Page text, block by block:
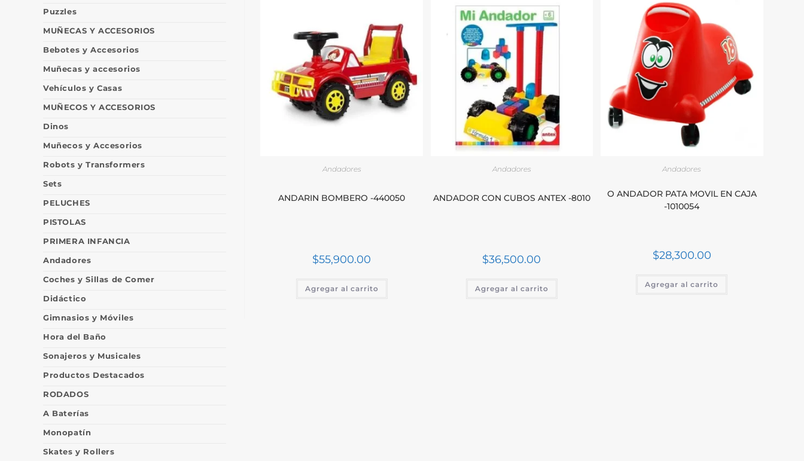
Andadores
ANDARIN BOMBERO -440050
$55,900.00
Agregar al carrito
Andadores
ANDADOR CON CUBOS ANTEX -8010
$36,500.00
Agregar al carrito
Andadores
O ANDADOR PATA MOVIL EN CAJA
-1010054
$28,300.00
Agregar al carrito
Puzzles
MUÑECAS Y ACCESORIOS
Bebotes y Accesorios
Muñecas y accesorios
Vehículos y Casas
MUÑECOS Y ACCESORIOS
Dinos
Muñecos y Accesorios
Robots y Transformers
Sets
PELUCHES
PISTOLAS
PRIMERA INFANCIA
Andadores
Coches y Sillas de Comer
Didáctico
Gimnasios y Móviles
Hora del Baño
Sonajeros y Musicales
Productos Destacados
RODADOS
A Baterías
Monopatín
Skates y Rollers